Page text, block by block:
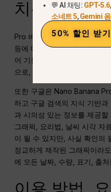
치는 영상
Pro 버전은 카메라 앵글, 초점
등에 대해 더욱 정밀한 편집
어 기능은 단순히 시각적으로
으로, 결과물이 기존 기획서에
또한 구글은 Nano Banana
하고 구글 검색의 지식 기반
과 시의성 있는 정보를 제공
그래픽, 요리법, 날씨 시각 자
이 될 수 있지만, 사실 확인의
정교하게 제작된 그래픽이라
에 모든 날짜, 수량, 표기, 출
💬 AI 채팅: GPT-5.6,
소네트 5,Gemini 옴
50% 할인 받